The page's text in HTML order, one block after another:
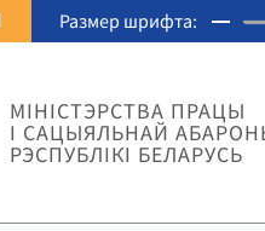
Размер шрифта:
МIНIСТЭРСТВА ПРАЦЫ
I САЦЫЯЛЬНАЙ
РЭСПУБЛІКІ БЕЛАРУСЬ